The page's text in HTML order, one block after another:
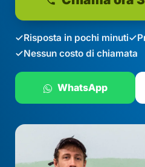
Risposta in pochi minuti
Nessun costo di chiamata
WhatsApp